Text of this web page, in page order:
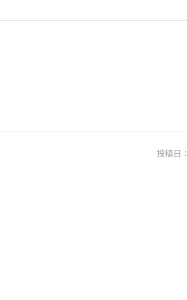
投稿日：